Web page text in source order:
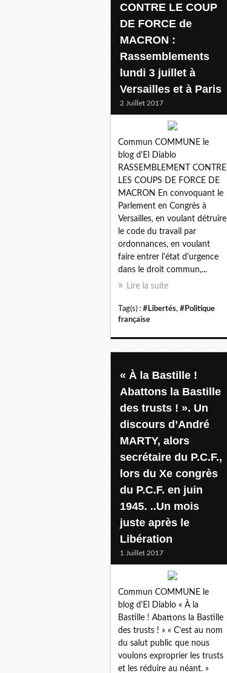
CONTRE LE COUP
DE FORCE de
MACRON :
Rassemblements
lundi 3 juillet à
Versailles et à Paris
2 Juillet 2017
Commun COMMUNE le
blog d'El Diablo
RASSEMBLEMENT CONTRE
LES COUPS DE FORCE DE
MACRON En convoquant le
Parlement en Congrès à
Versailles, en voulant détruire
le code du travail par
ordonnances, en voulant
faire entrer l'état d'urgence
dans le droit commun,...
Lire la suite
Tag(s) : #Libertés, #Politique
française
« À la Bastille !
Abattons la Bastille
des trusts ! ». Un
discours d’André
MARTY, alors
secrétaire du P.C.F.,
lors du Xe congrès
du P.C.F. en juin
1945. ..Un mois
juste après le
Libération
1 Juillet 2017
Commun COMMUNE le
blog d'El Diablo « À la
Bastille ! Abattons la Bastille
des trusts ! » « C’est au nom
du salut public que nous
voulons exproprier les trusts
et les réduire au néant. »